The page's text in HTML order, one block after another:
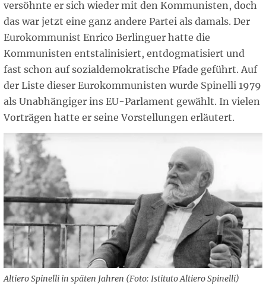
versöhnte er sich wieder mit den Kommunisten, doch
das war jetzt eine ganz andere Partei als damals. Der
Eurokommunist Enrico Berlinguer hatte die
Kommunisten entstalinisiert, entdogmatisiert und
fast schon auf sozialdemokratische Pfade geführt. Auf
der Liste dieser Eurokommunisten wurde Spinelli 1979
als Unabhängiger ins EU-Parlament gewählt. In vielen
Vorträgen hatte er seine Vorstellungen erläutert.
Altiero Spinelli in späten Jahren (Foto: Istituto Altiero Spinelli)